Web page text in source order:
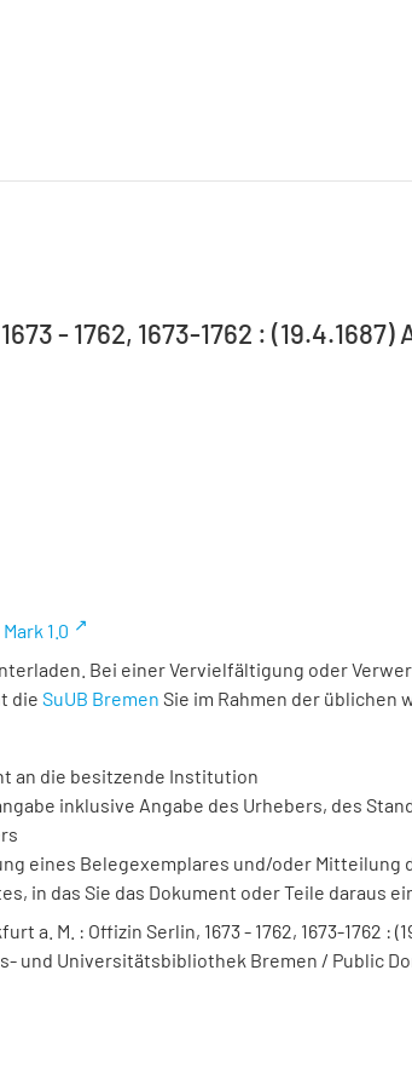
- 1762, 1673-1762 : (19.4.1687)
1.0
Bei einer Vervielfältigung oder
die SuUB Bremen Sie im Rahmen der
an die besitzende Institution
inklusive Angabe des Urhebers, des
eines Belegexemplares und/oder
in das Sie das Dokument oder Teile daraus
a. M. : Offizin Serlin, 1673 - 1762, 1673-1762 :
und Universitätsbibliothek Bremen / Public